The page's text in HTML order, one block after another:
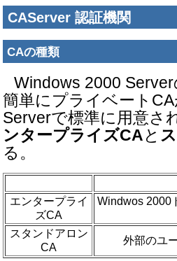
CAServer 認証機関
CAの種類
Windows 2000
簡単に プライベート
Serverで標準に用意さ
ンタープライズCAと
る。
エンタープライ
ズCA
Windwos 2000
スタンドアロン
CA
外部のユ